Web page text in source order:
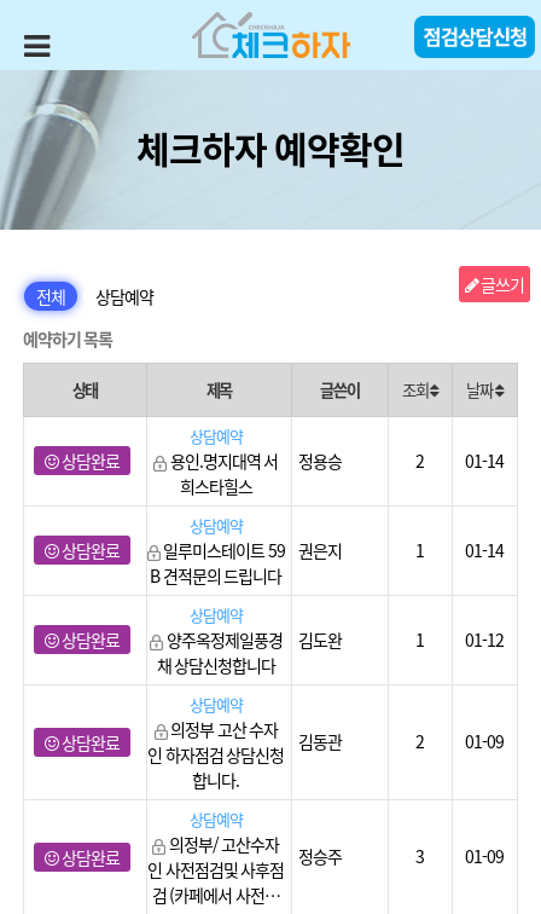
체크하자 예약확인
글쓰기
전체
상담예약
예약하기 목록
상태 제목 글쓴이 조회 날짜
상담완료
상담예약
용인.명지대역 서
희스타힐스
정용승 2 01-14
상담완료
상담예약
일루미스테이트 59
B 견적문의 드립니다
권은지 1 01-14
상담완료
상담예약
양주옥정제일풍경
채 상담신청합니다
김도완 1 01-12
상담완료
상담예약
의정부 고산 수자
인 하자점검 상담신청
합니다.
김동관 2 01-09
상담완료
상담예약
의정부/ 고산수자
인 사전점검및 사후점
검 (카페에서 사전…
정승주 3 01-09